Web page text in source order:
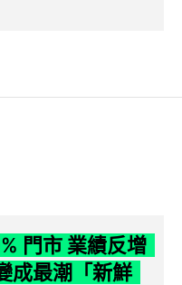
門市 業績反增
成最潮「新鮮